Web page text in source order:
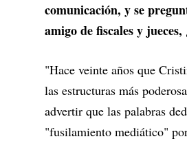
comunicación, y se
amigo de fiscales y
"Hace veinte años que
las estructuras más
advertir que las palabras
"fusilamiento mediático"